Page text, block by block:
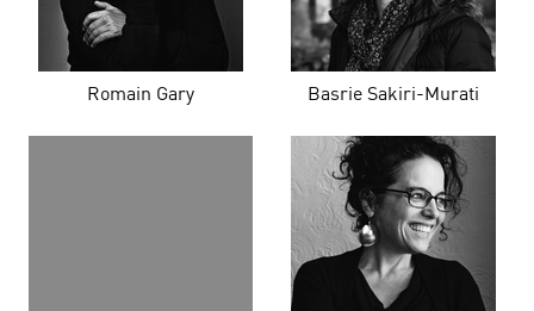
Romain Gary Basrie Sakiri-Murati